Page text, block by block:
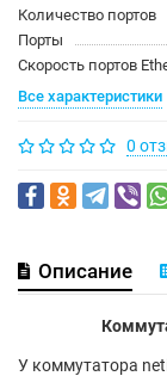
Количество портов
Порты
Скорость портов
Все характеристики
0
Описание
У коммутатора